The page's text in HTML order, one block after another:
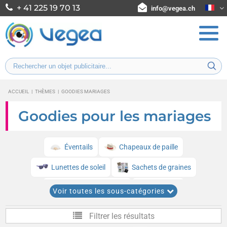
+ 41 225 19 70 13 info@vegea.ch
ACCUEIL | THÈMES | GOODIES MARIAGES
Goodies pour les mariages
Éventails Chapeaux de paille
Lunettes de soleil Sachets de graines
Magnets et aimants Briquets
Tire-bouchons et sommeliers Boîtes clic-clac
Voir toutes les sous-catégories
Filtrer les résultats